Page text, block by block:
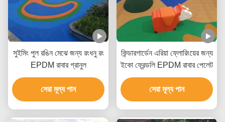
সুইমিং পুল রঙিন মেঝে জন্য রংধনু রং
EPDM রাবার গ্রানুল
সেরা মূল্য পান
কিন্ডারগার্ডেন এরিয়া ফ্লোরিংয়ের জন্য
ইকো ফ্রেন্ডলি EPDM রাবার পেলেট
সেরা মূল্য পান